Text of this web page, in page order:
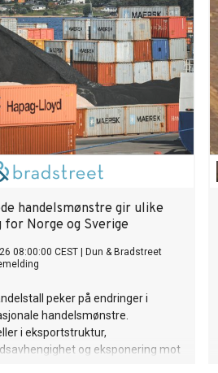
handelsmønstre gir ulike
for Norge og Sverige
08:00:00 CEST
Dun & Bradstreet
peker på endringer i
handelsmønstre.
i eksportstruktur,
og eksponering mot